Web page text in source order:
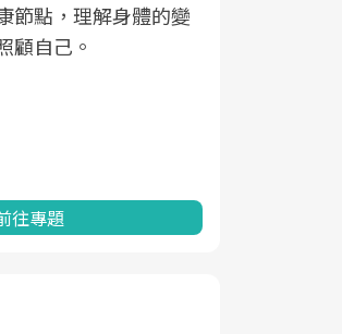
節點，理解身體的變
顧自己。
往專題